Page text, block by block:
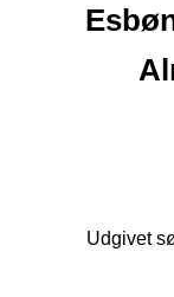
Udgivet